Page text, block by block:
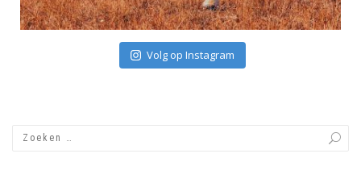
Volg op Instagram